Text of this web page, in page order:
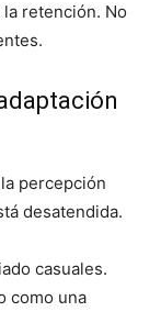
retención. No
percepción
desatendida.
casuales.
como una